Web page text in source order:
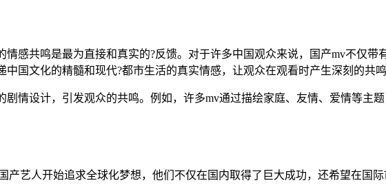
感共鸣是最为直接和真实的?反馈。对于许多中国观众来说，国产mv不仅
国文化的精髓和现代?都市生活的真实情感，让观众在观看时产生深刻的共鸣
剧情设计，引发观众的共鸣。例如，许多mv通过描绘家庭、友情、爱情等主
产艺人开始追求全球化梦想，他们不仅在国内取得了巨大成功，还希望在国